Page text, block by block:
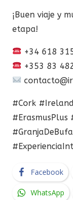
¡Buen viaje y
etapa!
+34 618
+353 83
#Cork
#ErasmusPlus
Facebook
WhatsApp